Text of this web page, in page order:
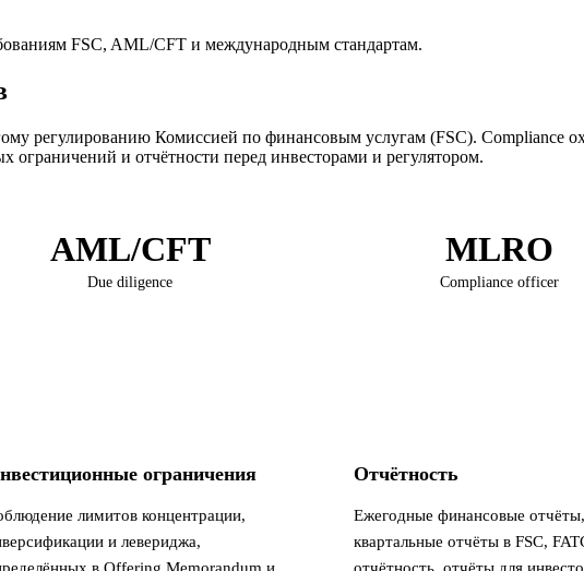
FSC, AML/CFT и международным стандартам.
регулированию Комиссией по финансовым услугам (FSC). Compliance
и отчётности перед инвесторами и регулятором.
AML/CFT
Due diligence
MLRO
Compliance officer
ограничения
лимитов концентрации,
и левериджа,
в Offering Memorandum и
Отчётность
Ежегодные финансовые отчёты,
квартальные отчёты в FSC,
отчётность, отчёты для